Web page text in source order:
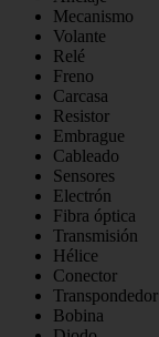
Mecanismo
Volante
Relé
Freno
Carcasa
Resistor
Embrague
Cableado
Sensores
Electrón
Fibra óptica
Transmisión
Hélice
Conector
Transpondedor
Bobina